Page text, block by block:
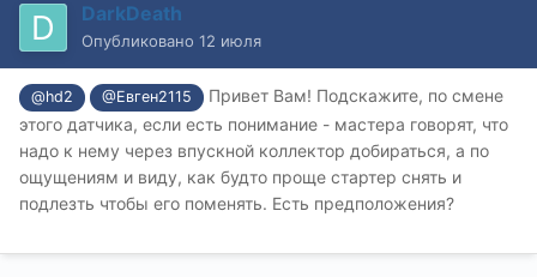
DarkDeath
Опубликовано 12 июля
@hd2 @Евген2115
Привет Вам! Подскажите, по смене
этого датчика, если есть понимание - мастера говорят, что
надо к нему через впускной коллектор добираться, а по
ощущениям и виду, как будто проще стартер снять и
подлезть чтобы его поменять. Есть предположения?